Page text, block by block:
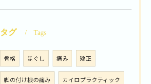
タグ Tags
骨格 ほぐし 痛み 矯正
脚の付け根の痛み カイロプラクティック